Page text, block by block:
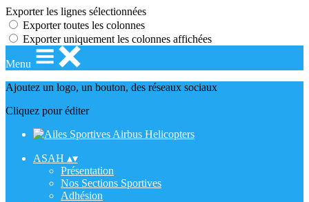
Exporter les lignes sélectionnées
Exporter toutes les colonnes
Exporter uniquement les colonnes affichées
Menu
Ajoutez un logo, un bouton, des réseaux sociaux
Cliquez pour éditer
ASAH ▴▾
Présentation
Nos Sections Sportives
Adhésion